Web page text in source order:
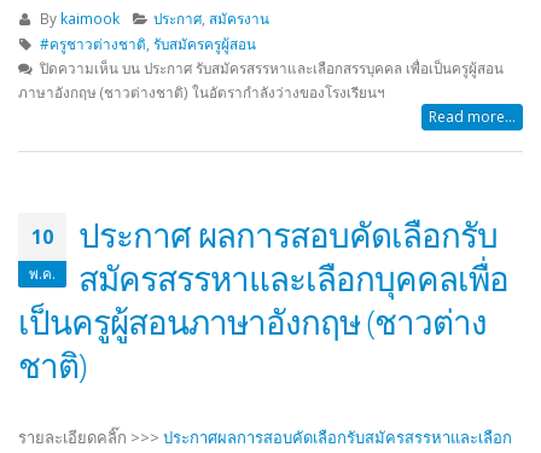
By kaimook ประกาศ,สมัครงาน
#ครูชาวต่างชาติ รับสมัครครูผู้สอน
ปิดความเห็นบน ประกาศ รับสมัครสรรหาและเลือกสรรบุคคล เพื่อเป็นครูผู้สอน
ภาษาอังกฤษ (ชาวต่างชาติ) ในอัตรากำลังว่างของโรงเรียนฯ
Read more...
10
พ.ค.
ประกาศ ผลการสอบคัดเลือกรับ
สมัครสรรหาและเลือกบุคคลเพื่อ
เป็นครูผู้สอนภาษาอังกฤษ (ชาวต่าง
ชาติ)
รายละเอียดคลิ๊ก >>> ประกาศผลการสอบคัดเลือกรับสมัครสรรหาและเลือก